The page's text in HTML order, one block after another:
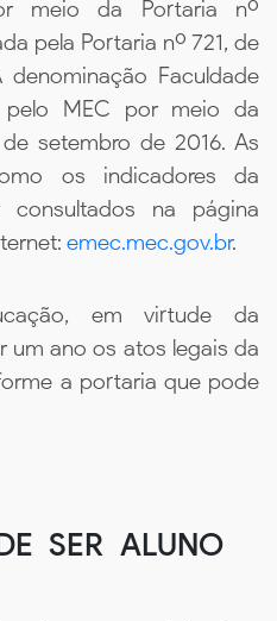
meio da Portaria nº
pela Portaria nº 721, de
Faculdade
pelo MEC por meio da
setembro de 2016. As
os indicadores da
consultados na página
emec.mec.gov.br.
em virtude da
um ano os atos legais da
a portaria que pode
SER ALUNO